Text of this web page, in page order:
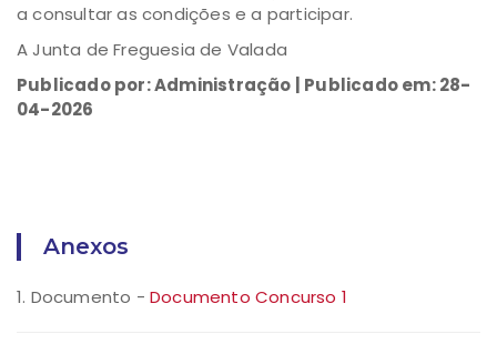
a consultar as condições e a participar.
A Junta de Freguesia de Valada
Publicado por: Administração | Publicado em: 28-
04-2026
Anexos
1. Documento - Documento Concurso 1